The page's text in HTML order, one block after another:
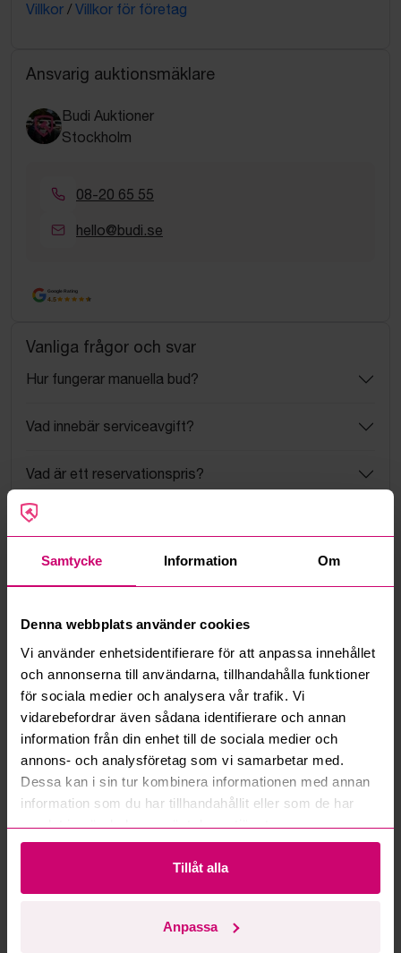
Samtycke Information Om
Denna webbplats använder cookies
Vi använder enhetsidentifierare för att anpassa innehållet
och annonserna till användarna, tillhandahålla funktioner
för sociala medier och analysera vår trafik. Vi
vidarebefordrar även sådana identifierare och annan
information från din enhet till de sociala medier och
annons- och analysföretag som vi samarbetar med.
Dessa kan i sin tur kombinera informationen med annan
information som du har tillhandahållit eller som de har
samlat in när du har använt deras tjänster.
Tillåt alla
Anpassa
Villkor / Villkor för företag
Ansvarig auktionsmäklare
Budi Auktioner
Stockholm
08-20 65 55
hello@budi.se
Google Rating
4.5
Vanliga frågor och svar
Hur fungerar manuella bud?
Vad innebär serviceavgift?
Vad är ett reservationspris?
Hur fungerar maxbud?
Hur fungerar budmotorn?
Kan jag ångra ett bud?
Läs fler frågor och svar
Mer från samma kategori